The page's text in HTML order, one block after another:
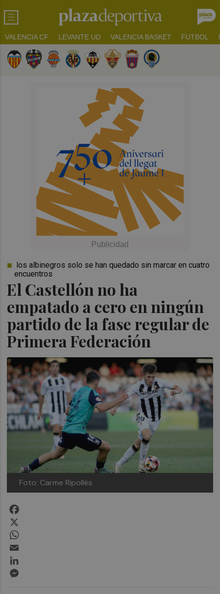
VALENCIA CF LEVANTE UD VALENCIA BASKET FUTBOL
El Castellón no ha
empatado a cero en ningún
partido de la fase regular de
Primera Federación
los albinegros solo se han quedado sin marcar en cuatro
encuentros
Foto: Carme Ripollés